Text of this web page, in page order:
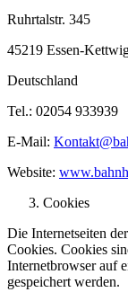
Ruhrtalstr. 345
45219 Essen-
Deutschland
Tel.: 02054 933939
E-Mail:
Website:
Cookies
Die Internetseiten
Cookies. Cookies
Internetbrowser auf
gespeichert werden.